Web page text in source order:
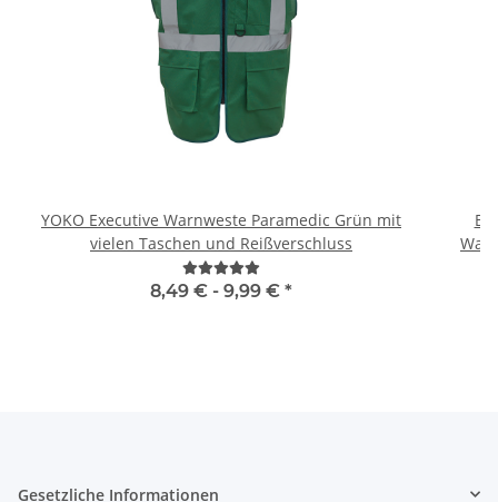
YOKO Executive Warnweste Paramedic Grün mit
vielen Taschen und Reißverschluss
8,49 € - 9,99 € *
Gesetzliche Informationen